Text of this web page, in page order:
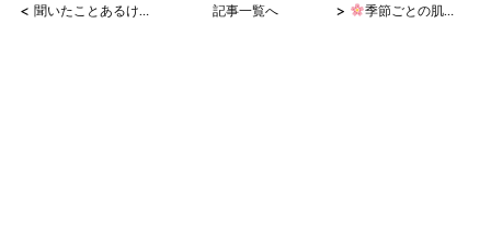
< 聞いたことあるけど・・・ 記事一覧へ > 季節ごとの肌の特徴